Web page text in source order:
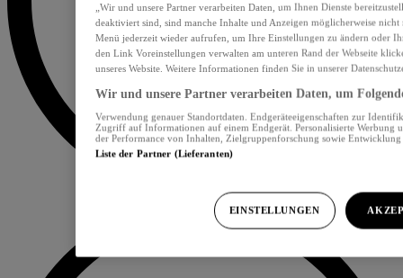
„Wir und unsere Partner verarbeiten Daten, um Ihnen Dienste
deaktiviert sind, sind manche Inhalte und Anzeigen möglicherweise nicht
Menü jederzeit wieder aufrufen, um Ihre Einstellungen zu ändern oder
den Link Voreinstellungen verwalten am unteren Rand der Webseite
unseres Website. Weitere Informationen finden Sie in unserer
Wir und unsere Partner verarbeiten Daten, um
Verwendung genauer Standortdaten. Endgeräteeigenschaften zur
Zugriff auf Informationen auf einem Endgerät. Personalisierte Werbung
der Performance von Inhalten, Zielgruppenforschung sowie
Liste der Partner (Lieferanten)
EINSTELLUNGEN